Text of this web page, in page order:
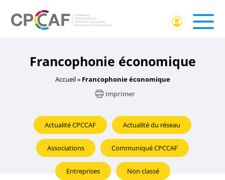
Francophonie économique
Accueil» Francophonie économique
Imprimer
Actualité CPCCAF Actualité du réseau
Associations Communiqué CPCCAF
Entreprises Non classé